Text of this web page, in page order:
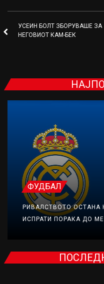
УСЕИН БОЛТ ЗБОРУВАШЕ ЗА
НЕГОВИОТ КАМ-БЕК
ФУДБАЛ
РИВАЛСТВОТО ОСТАНА
ИСПРАТИ ПОРАКА ДО